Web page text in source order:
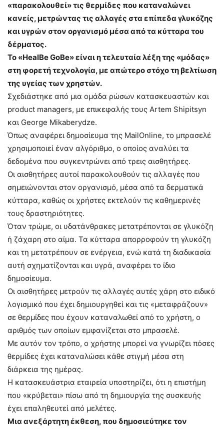
«παρακολουθεί» τις θερμίδες που καταναλώνει
κανείς, μετρώντας τις αλλαγές στα επίπεδα γλυκόζης
και υγρών στον οργανισμό μέσα από τα κύτταρα του
δέρματος.
Το «HealBe GoBe» είναι η τελευταία λέξη της «μόδας»
στη φορετή τεχνολογία, με απώτερο στόχο τη βελτίωση
της υγείας των χρηστών.
Σχεδιάστηκε από μια ομάδα ρώσων κατασκευαστών και
product managers, με επικεφαλής τους Artem Shipitsyn
και George Mikaberydze.
Όπως αναφέρει δημοσίευμα της MailOnline, το μπρασελέ
χρησιμοποιεί έναν αλγόριθμο, ο οποίος αναλύει τα
δεδομένα που συγκεντρώνει από τρεις αισθητήρες.
Οι αισθητήρες αυτοί παρακολουθούν τις αλλαγές που
σημειώνονται στον οργανισμό, μέσα από τα δερματικά
κύτταρα, καθώς οι χρήστες εκτελούν τις καθημερινές
τους δραστηριότητες.
Όταν τρώμε, οι υδατάνθρακες μετατρέπονται σε γλυκόζη
ή ζάχαρη στο αίμα. Τα κύτταρα απορροφούν τη γλυκόζη
και τη μετατρέπουν σε ενέργεια, ενώ κατά τη διαδικασία
αυτή σχηματίζονται και υγρά, αναφέρει το ίδιο
δημοσίευμα.
Οι αισθητήρες μετρούν τις αλλαγές αυτές χάρη στο ειδικό
λογισμικό που έχει δημιουργηθεί και τις «μεταφράζουν»
σε θερμίδες που έχουν καταναλωθεί από το χρήστη, ο
αριθμός των οποίων εμφανίζεται στο μπρασελέ.
Με αυτόν τον τρόπο, ο χρήστης μπορεί να γνωρίζει πόσες
θερμίδες έχει καταναλώσει κάθε στιγμή μέσα στη
διάρκεια της ημέρας.
Η κατασκευάστρια εταιρεία υποστηρίζει, ότι η επιστήμη
που «κρύβεται» πίσω από τη δημιουργία της συσκευής
έχει επαληθευτεί από μελέτες.
Μια ανεξάρτητη έκθεση, που δημοσιεύτηκε τον